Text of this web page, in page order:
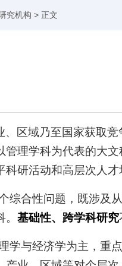
究机构 > 正文
、区域乃至国家获取
管理学科为代表的大
科研活动和高层次人
综合性问题，既涉及
基础性、跨学科研究
学与经济学为主，重